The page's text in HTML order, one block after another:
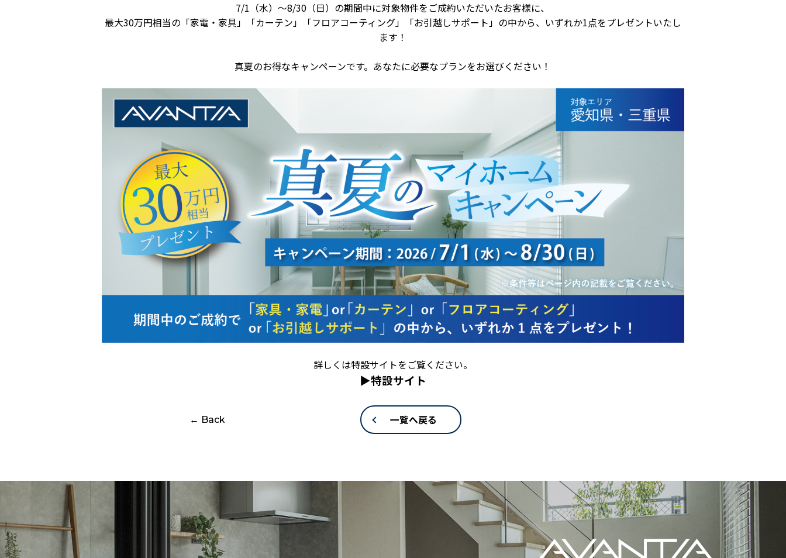
7/1（水）～8/30（日）の期間中に対象物件をご成約いただいたお客様に、
最大30万円相当の「家電・家具」「カーテン」「フロアコーティング」「お引越しサポート」の中から、いずれか1点をプレゼントいたし
ます！
真夏のお得なキャンペーンです。あなたに必要なプランをお選びください！
詳しくは特設サイトをご覧ください。
▶特設サイト
← Back 一覧へ戻る